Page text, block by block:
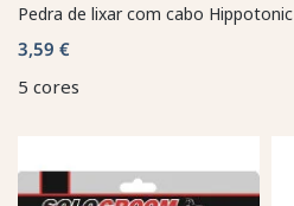
Pedra de lixar com cabo Hippotonic
3,59 €
5 cores